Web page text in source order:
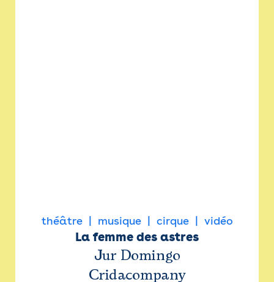
théâtre musique cirque vidéo
La femme des astres
Jur Domingo
Cridacompany